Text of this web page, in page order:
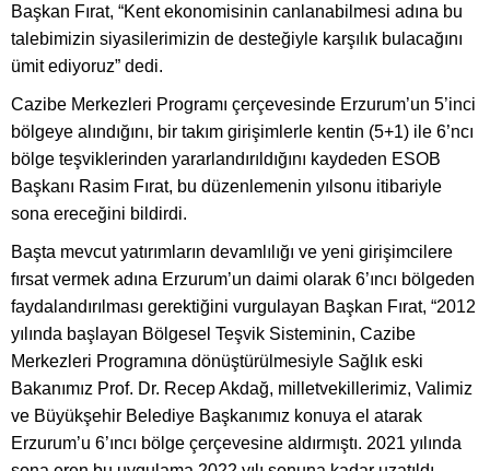
Başkan Fırat, “Kent ekonomisinin canlanabilmesi adına bu
talebimizin siyasilerimizin de desteğiyle karşılık bulacağını
ümit ediyoruz” dedi.
Cazibe Merkezleri Programı çerçevesinde Erzurum’un 5’inci
bölgeye alındığını, bir takım girişimlerle kentin (5+1) ile 6’ncı
bölge teşviklerinden yararlandırıldığını kaydeden ESOB
Başkanı Rasim Fırat, bu düzenlemenin yılsonu itibariyle
sona ereceğini bildirdi.
Başta mevcut yatırımların devamlılığı ve yeni girişimcilere
fırsat vermek adına Erzurum’un daimi olarak 6’ıncı bölgeden
faydalandırılması gerektiğini vurgulayan Başkan Fırat, “2012
yılında başlayan Bölgesel Teşvik Sisteminin, Cazibe
Merkezleri Programına dönüştürülmesiyle Sağlık eski
Bakanımız Prof. Dr. Recep Akdağ, milletvekillerimiz, Valimiz
ve Büyükşehir Belediye Başkanımız konuya el atarak
Erzurum’u 6’ıncı bölge çerçevesine aldırmıştı. 2021 yılında